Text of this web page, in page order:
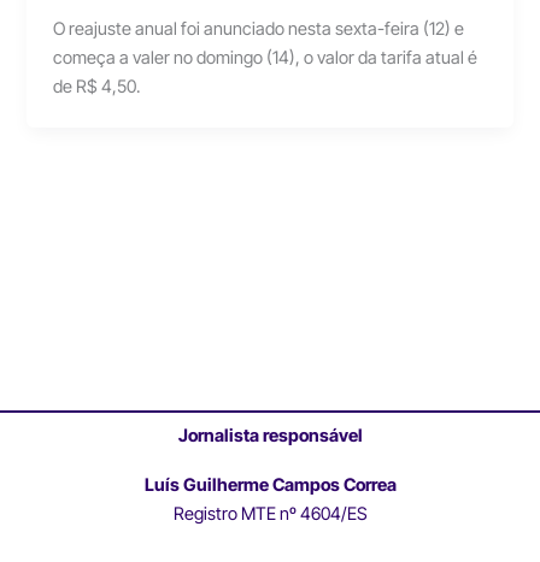
O reajuste anual foi anunciado nesta sexta-feira (12) e
começa a valer no domingo (14), o valor da tarifa atual é
de R$ 4,50.
Jornalista responsável
Luís Guilherme Campos Correa
Registro MTE nº 4604/ES